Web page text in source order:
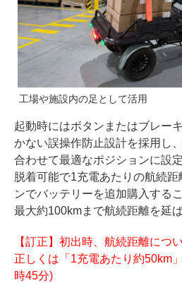
工場や施設内の足として活用
起動時にはボタンまたはブレー
かない誤操作防止設計を採用し
合わせて最適なポジションに設
脱着可能で1充電あたりの航続
ンでバッテリーを追加購入する
最大約100kmまで航続距離を延
【訂正】初出時、航続距離につ
正しくは「1充電あたり約50km
時45分)